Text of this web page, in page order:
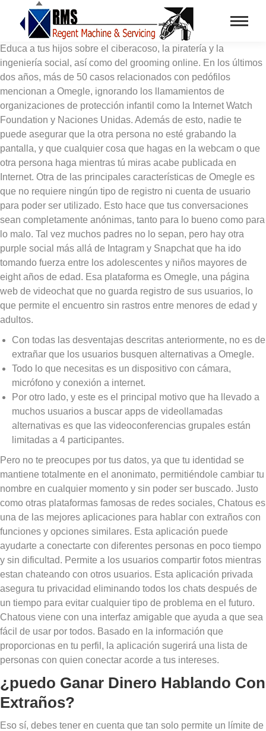
Educa a tus hijos sobre el ciberacoso, la piratería y la
ingeniería social, así como del grooming online. En los últimos
dos años, más de 50 casos relacionados con pedófilos
mencionan a Omegle, ignorando los llamamientos de
organizaciones de protección infantil como la Internet Watch
Foundation y Naciones Unidas. Además de esto, nadie te
puede asegurar que la otra persona no esté grabando la
pantalla, y que cualquier cosa que hagas en la webcam o que
otra persona haga mientras tú miras acabe publicada en
Internet. Otra de las principales características de Omegle es
que no requiere ningún tipo de registro ni cuenta de usuario
para poder ser utilizado. Esto hace que tus conversaciones
sean completamente anónimas, tanto para lo bueno como para
lo malo. Tal vez muchos padres no lo sepan, pero hay otra
purple social más allá de Intagram y Snapchat que ha ido
tomando fuerza entre los adolescentes y niños mayores de
eight años de edad. Esa plataforma es Omegle, una página
web de videochat que no guarda registro de sus usuarios, lo
que permite el encuentro sin rastros entre menores de edad y
adultos.
Con todas las desventajas descritas anteriormente, no es de
extrañar que los usuarios busquen alternativas a Omegle.
Todo lo que necesitas es un dispositivo con cámara,
micrófono y conexión a internet.
Por otro lado, y este es el principal motivo que ha llevado a
muchos usuarios a buscar apps de videollamadas
alternativas es que las videoconferencias grupales están
limitadas a 4 participantes.
Pero no te preocupes por tus datos, ya que tu identidad se
mantiene totalmente en el anonimato, permitiéndole cambiar tu
nombre en cualquier momento y sin poder ser buscado. Justo
como otras plataformas famosas de redes sociales, Chatous es
una de las mejores aplicaciones para hablar con extraños con
funciones y opciones similares. Esta aplicación puede
ayudarte a conectarte con diferentes personas en poco tiempo
y sin dificultad. Permite a los usuarios compartir fotos mientras
estan chateando con otros usuarios. Esta aplicación privada
asegura tu privacidad eliminando todos los chats después de
un tiempo para evitar cualquier tipo de problema en el futuro.
Chatous viene con una interfaz amigable que ayuda a que sea
fácil de usar por todos. Basado en la información que
proporcionas en tu perfil, la aplicación sugerirá una lista de
personas con quien conectar acorde a tus intereses.
¿puedo Ganar Dinero Hablando Con
Extraños?
Eso sí, debes tener en cuenta que tan solo permite un límite de